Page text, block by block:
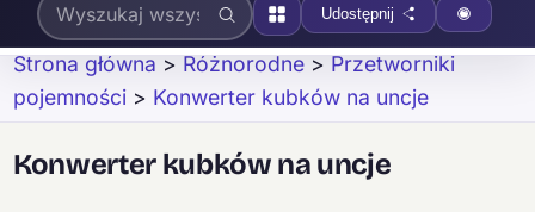
Udostępnij
Strona główna > Różnorodne > Przetworniki
pojemności > Konwerter kubków na uncje
Konwerter kubków na uncje